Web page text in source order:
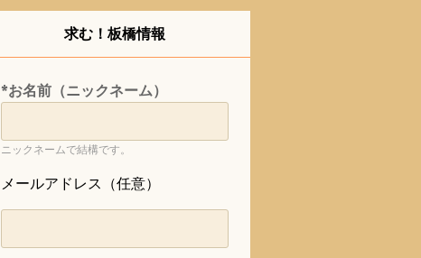
求む！板橋情報
*お名前（ニックネーム）
ニックネームで結構です。
メールアドレス（任意）